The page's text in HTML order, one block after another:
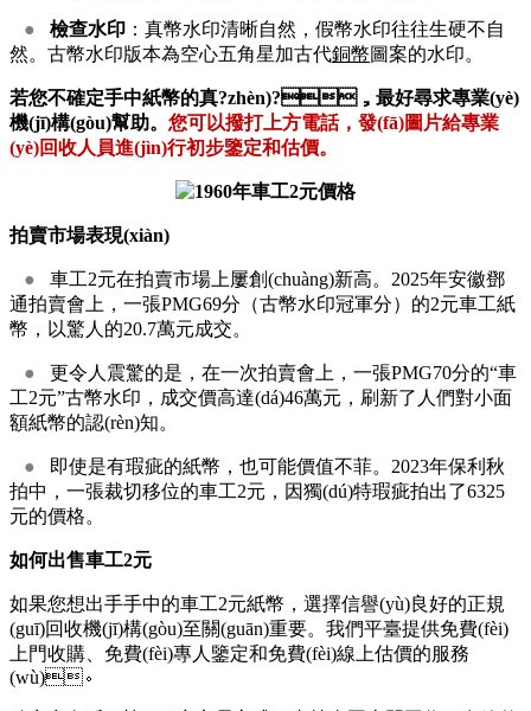
● 檢查水印 ：真幣水印清晰自然，假幣水印往往生硬不自
然。古幣水印版本為空心五角星加古代銅幣圖案的水印。
若您不確定手中紙幣的真?zhèn)?，最好尋求專業(yè)
機(jī)構(gòu)幫助。 您可以撥打上方電話，發(fā)圖片給專業
(yè)回收人員進(jìn)行初步鑒定和估價。
拍賣市場表現(xiàn)
● 車工2元在拍賣市場上屢創(chuàng)新高。2025年安徽鄧
通拍賣會上，一張PMG69分（古幣水印冠軍分）的2元車工紙
幣，以驚人的20.7萬元成交。
● 更令人震驚的是，在一次拍賣會上，一張PMG70分的“車
工2元”古幣水印，成交價高達(dá)46萬元，刷新了人們對小面
額紙幣的認(rèn)知。
●
即使是有瑕疵的紙幣，也可能價值不菲。2023年保利秋
拍中，一張裁切移位的車工2元，因獨(dú)特瑕疵拍出了6325
元的價格。
如何出售車工2元
如果您想出手手中的車工2元紙幣，選擇信譽(yù)良好的正規
(guī)回收機(jī)構(gòu)至關(guān)重要。我們平臺提供免費(fèi)
上門收購、免費(fèi)專人鑒定和免費(fèi)線上估價的服務
(wù)。